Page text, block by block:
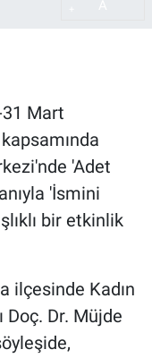
Mart
'Adet
'İsmini
bir etkinlik
ilçesinde Kadın
Doç. Dr. Müjde